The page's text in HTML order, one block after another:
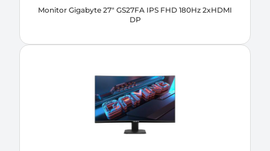
Monitor Gigabyte 27" GS27FA IPS FHD 180Hz 2xHDMI
DP